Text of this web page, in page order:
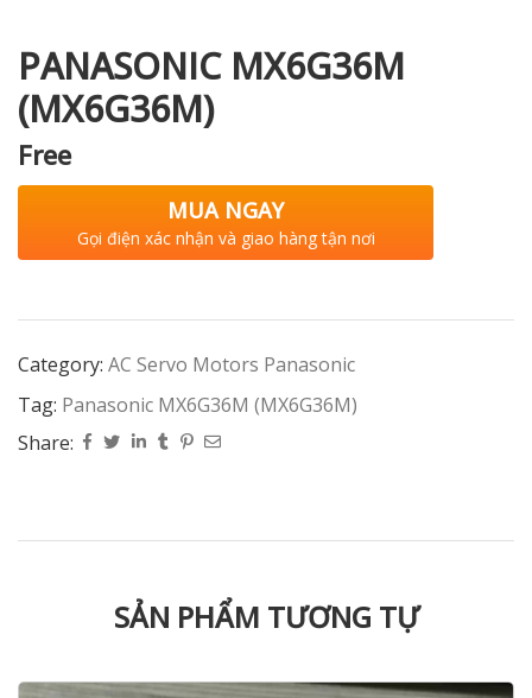
PANASONIC MX6G36M
(MX6G36M)
Free
MUA NGAY
Gọi điện xác nhận và giao hàng tận nơi
Category: AC Servo Motors Panasonic
Tag: Panasonic MX6G36M (MX6G36M)
Share:
SẢN PHẨM TƯƠNG TỰ